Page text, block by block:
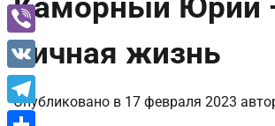
личная жизнь
Опубликовано в 17 февраля 2023
WhatsApp
Viber
VK
Telegram